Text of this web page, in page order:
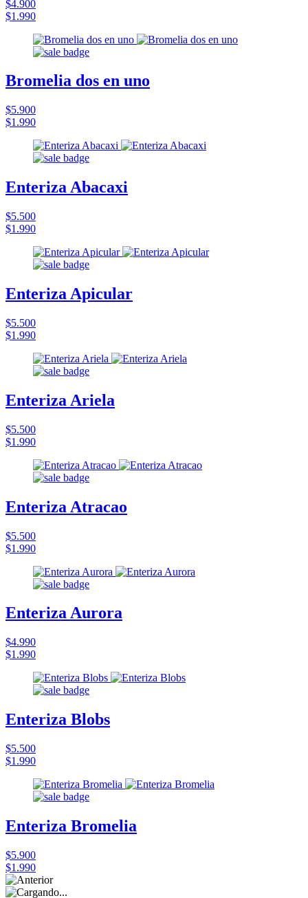
$4.900
$1.990
Bromelia dos en uno
$5.900
$1.990
Enteriza Abacaxi
$5.500
$1.990
Enteriza Apicular
$5.500
$1.990
Enteriza Ariela
$5.500
$1.990
Enteriza Atracao
$5.500
$1.990
Enteriza Aurora
$4.990
$1.990
Enteriza Blobs
$5.500
$1.990
Enteriza Bromelia
$5.900
$1.990